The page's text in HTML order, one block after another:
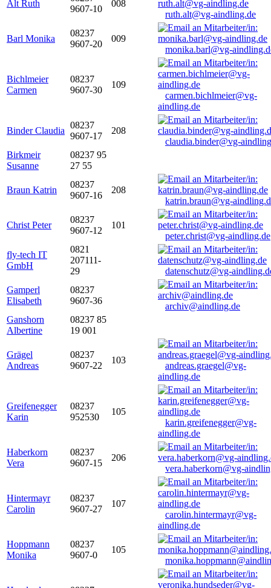
Alt Ruth
9607-10
008
ruth.alt@vg-aindling.de
Barl Monika
08237
9607-20
009
monika.barl@vg-
Bichlmeier
Carmen
08237
9607-30
109
carmen.bichlmeier@vg-
aindling.de
Binder Claudia
08237
9607-17
208
claudia.binder@vg-
Birkmeir
Susanne
08237 95
27 55
Braun Katrin
08237
9607-16
208
katrin.braun@vg-
Christ Peter
08237
9607-12
101
peter.christ@vg-aindling.de
fly-tech IT
GmbH
0821
207111-
29
datenschutz@vg-
Gamperl
Elisabeth
08237
9607-36
archiv@aindling.de
Ganshorn
Albertine
08237 85
19 001
Grägel
Andreas
08237
9607-22
103
andreas.graegel@vg-
aindling.de
Greifenegger
Karin
08237
952530
105
karin.greifenegger@vg-
aindling.de
Haberkorn
Vera
08237
9607-15
206
vera.haberkorn@vg-
Hintermayr
Carolin
08237
9607-27
107
carolin.hintermayr@vg-
aindling.de
Hoppmann
Monika
08237
9607-0
105